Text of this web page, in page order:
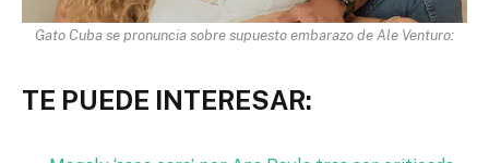
Gato Cuba se pronuncia sobre supuesto embarazo de Ale Venturo:
TE PUEDE INTERESAR: